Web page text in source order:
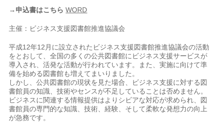
→申込書はこちら WORD
主催：ビジネス支援図書館推進協議会
平成12年12月に設立されたビジネス支援図書館推進協議会の活動
をとおして、全国の多くの公共図書館にビジネス支援サービスが
導入され、活発な活動が行われています。また、実施に向けて準
備を始める図書館も増えてまいりました。
しかし、公共図書館の現状を見た場合、ビジネス支援に対する図
書館員の知識、技術やセンスが不足していることは否めません。
ビジネスに関連する情報提供はよりシビアな対応が求められ、図
書館員の専門的な知識、技術、経験、そして柔軟な発想力の向上
が急務です。